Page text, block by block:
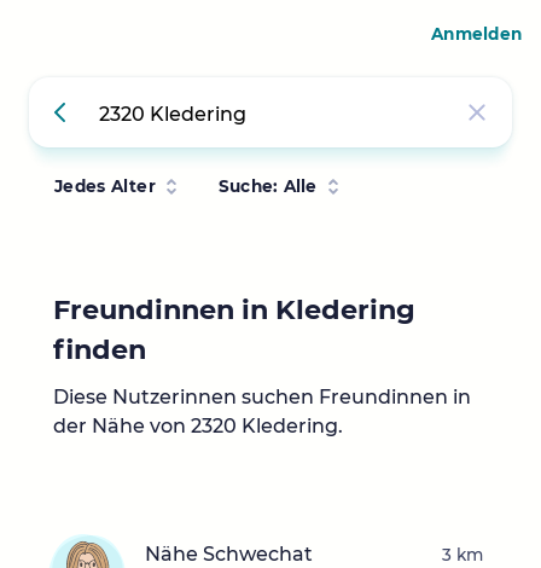
Jedes Alter Suche: Alle
Freundinnen in Kledering
finden
Diese Nutzerinnen suchen Freundinnen in
der Nähe von 2320 Kledering.
Nähe Schwechat 3 km
Anmelden